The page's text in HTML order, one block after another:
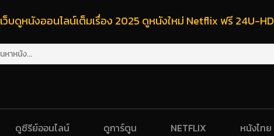
เว็บดูหนังออนไลน์เต็มเรื่อง 2025 ดูหนังใหม่ Netflix ฟรี 24U-HD
ดูซีรีย์ออนไลน์ ดูการ์ตูน NETFLIX หนังไทย